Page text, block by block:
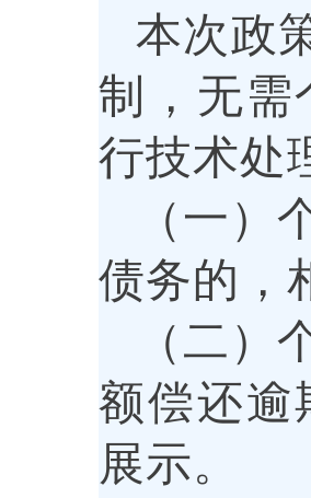
本次政
制，无需
行技术处
（一）
债务的，
（二）
额偿还逾
展示。